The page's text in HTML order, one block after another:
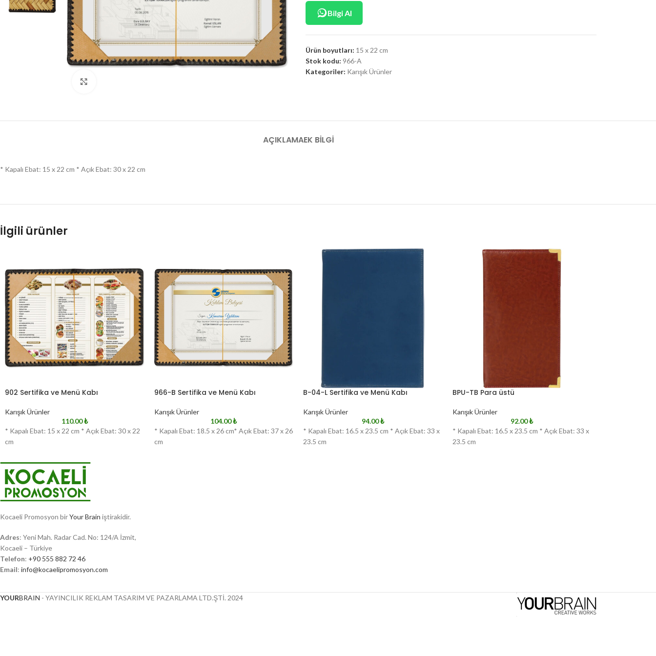
Bilgi Al
Ürün boyutları: 15 x 22 cm
Stok kodu: 966-A
Kategoriler: Karışık Ürünler
AÇIKLAMAEK BILGI
* Kapalı Ebat: 15 x 22 cm * Açık Ebat: 30 x 22 cm
İlgili ürünler
902 Sertifika ve Menü Kabı
Karışık Ürünler
110.00₺
* Kapalı Ebat: 15 x 22 cm * Açık Ebat: 30 x 22
cm
966-B Sertifika ve Menü Kabı
Karışık Ürünler
104.00₺
* Kapalı Ebat: 18.5 x 26 cm* Açık Ebat: 37 x 26
cm
B-04-L Sertifika ve Menü Kabı
Karışık Ürünler
94.00₺
* Kapalı Ebat: 16.5 x 23.5 cm * Açık Ebat: 33 x
23.5 cm
BPU-TB Para üstü
Karışık Ürünler
92.00₺
* Kapalı Ebat: 16.5 x 23.5 cm * Açık Ebat: 33 x
23.5 cm
Kocaeli Promosyon birYour Brain iştirakidir.
Adres: Yeni Mah. Radar Cad. No: 124/A İzmit,
Kocaeli – Türkiye
Telefon: +90 555 882 72 46
Email: info@kocaelipromosyon.com
YOURBRAIN - YAYINCILIK REKLAM TASARIM VE PAZARLAMA LTD.ŞTİ. 2024